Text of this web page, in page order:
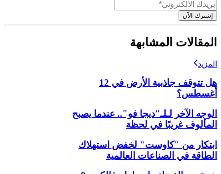
إشترك الآن
المقالات المشابهة
المزيد
هل تتوقف جاذبية الأرض في 12
أغسطس؟
الوجه الآخر لـلـ"ديجا فو".. عندما يصبح
المألوف غريبًا في لحظة
ابتكار من "كاوست" لخفض استهلاك
الطاقة في الصناعات العالمية